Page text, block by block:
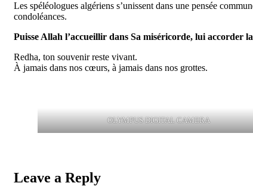
Les spéléologues algériens s’unissent dans une pensée
condoléances.
Puisse Allah l’accueillir dans Sa miséricorde, lui accorder
Redha, ton souvenir reste vivant.
À jamais dans nos cœurs, à jamais dans nos grottes.
OLYMPUS DIGITAL CAMERA
Leave a Reply